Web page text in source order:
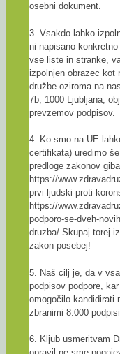
osebni dokument.
3. Vsakdo lahko
ni napisano
vse liste in stranke,
izpolnjen obrazec kot
družbe oziroma na
7b, 1000 Ljubljana;
prevzemov podpisov.
4. Ko smo na UE
certifikata) uredimo
predloge zakonov
https://
prvi-ljudski-proti-
https://
podporo-se-dveh-
druzba/ Skupaj torej
zakon posebej!
5. Naš cilj je, da v
podpisov podpore,
omogočilo kandidirati
zbranimi 8.000
6. Kljub usmeritvam